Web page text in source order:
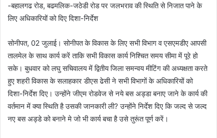
-बहालगढ रोड, बढमलिक-जठेडी रोड पर जलभराव की स्थिति से निजात पाने के
लिए अधिकारियों को दिए दिशा-निर्देश
सोनीपत, 02 जुलाई। सोनीपत के विकास के लिए सभी विभाग व एसएमडीए आपसी
तालमेल के साथ कार्य करें ताकि सभी विकास कार्य निश्चित समय सीमा में पूरे हो
सके। बुधवार को लघु सचिवालय में द्वितीय जिला समन्वय मीटिंग की अध्यक्षता करते
हुए शहरी विकास के सलाहकार डीएस ढेसी ने सभी विभागों के अधिकारियों को
दिशा-निर्देश दिए। उन्होंने जीएम रोडवेज से नये बस अड्डा बनाए जाने के कार्य की
वर्तमान में क्या स्थिति है उसकी जानकारी ली? उन्होंने निर्देश दिए कि जल्द से जल्द
नए बस अड्डे को बनाने मे जो भी कार्य बचा है उसे तुरूंत पूर्ण करें।